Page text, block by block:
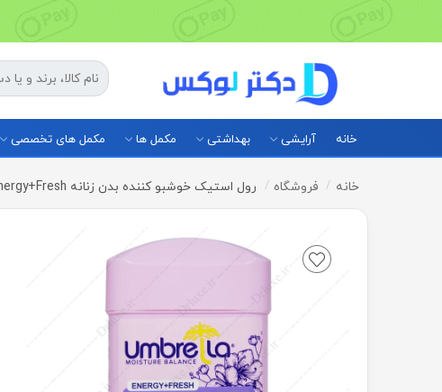
خانه آرایشی بهداشتی مکمل ها مکمل های تخصصی
خانه فروشگاه رول استیک خوشبو کننده بدن زنانه Energy+Fresh آمبرلا 75 میلی لیتر